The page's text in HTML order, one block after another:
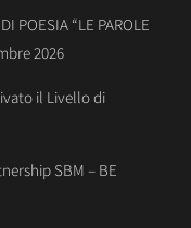
POESIA “LE PAROLE
2026
il Livello di
SBM – BE